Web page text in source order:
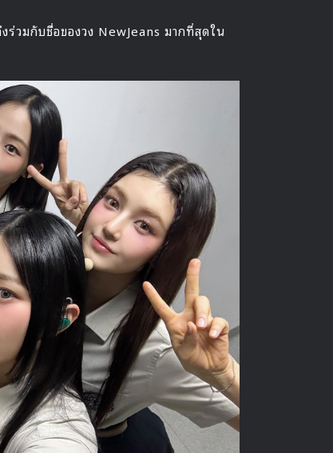
วมกับชื่อของวง NewJeans มากที่สุดใน